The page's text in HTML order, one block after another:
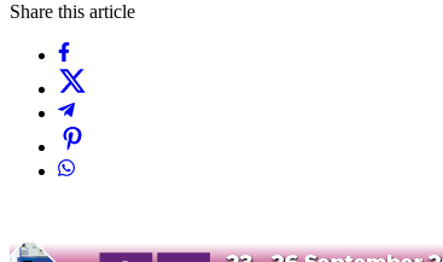
Share this article